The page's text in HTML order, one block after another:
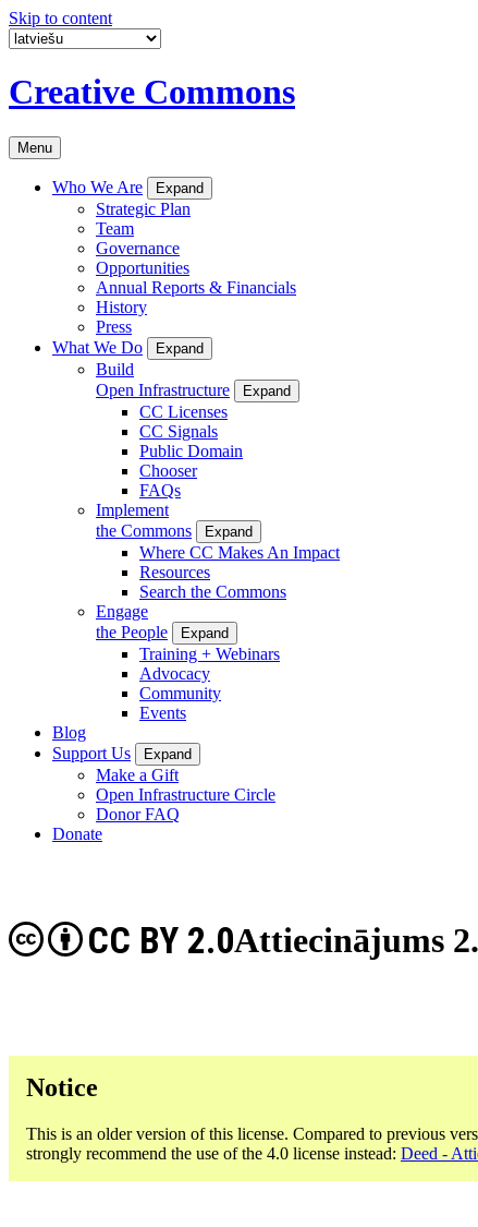
Skip to content
Creative Commons
Menu
Who We Are Expand
Strategic Plan
Team
Governance
Opportunities
Annual Reports & Financials
History
Press
What We Do
Expand
Build
Open Infrastructure
Expand
CC Licenses
CC Signals
Public Domain
Chooser
FAQs
Implement
the Commons
Expand
Where CC Makes An Impact
Resources
Search the Commons
Engage
the People
Expand
Training + Webinars
Advocacy
Community
Events
Blog
Support Us
Expand
Make a Gift
Open Infrastructure Circle
Donor FAQ
Donate
Attiecinājums
CC BY 2.0
Notice
This is an older version of this license. Compared to previous
strongly recommend the use of the 4.0 license instead: Deed -